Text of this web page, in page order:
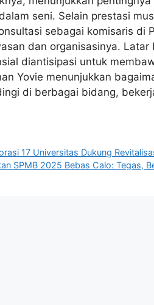
seni. Selain prestasi
sebagai komisaris di
dan organisasinya.
diantisipasi untuk
Yovie menunjukkan
di berbagai bidang,
17 Universitas Dukung
SPMB 2025 Bebas Calo: Tegas,